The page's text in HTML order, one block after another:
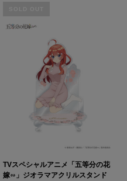
TVスペシャルアニメ「五等分の花
嫁∽」ジオラマアクリルスタンド